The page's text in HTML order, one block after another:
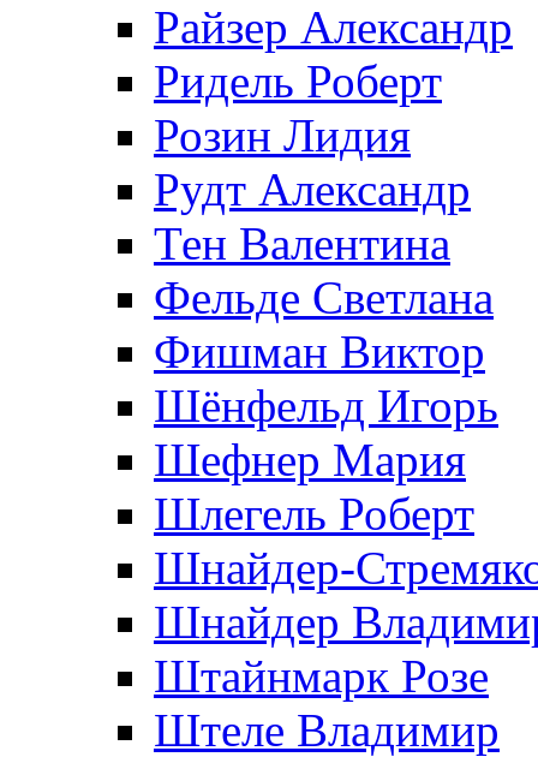
Райзер Александр
Ридель Роберт
Розин Лидия
Рудт Александр
Тен Валентина
Фельде Светлана
Фишман Виктор
Шёнфельд Игорь
Шефнер Мария
Шлегель Роберт
Шнайдер-
Шнайдер
Штайнмарк Розe
Штеле Владимир